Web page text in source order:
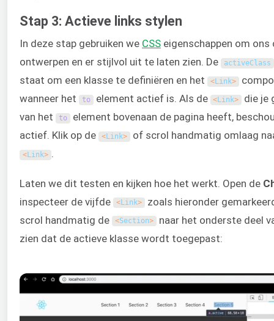
Stap 3: Actieve links stylen
In deze stap gebruiken we CSS eigenschappen om
ontwerpen en er stijlvol uit te laten zien. De
activeClass
staat om een klasse te definiëren en het
<Link>
wanneer het
to element actief is. Als de <Link>
die je
van het
to element bovenaan de pagina heeft,
actief. Klik op de
<Link> of scrol handmatig omlaag
<Link> .
Laten we dit testen en kijken hoe het werkt. Open de
inspecteer de vijfde
<Link> zoals hieronder
scrol handmatig de
<Section> naar het onderste deel
zien dat de actieve klasse wordt toegepast: